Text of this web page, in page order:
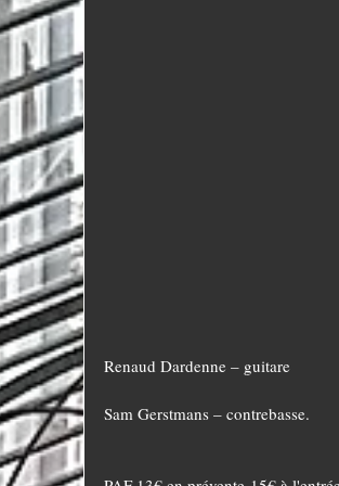
Renaud Dardenne – guitare
Sam Gerstmans – contrebasse.